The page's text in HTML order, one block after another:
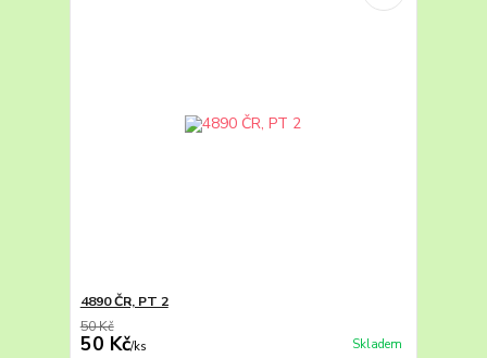
4890 ČR, PT 2
50 Kč
50 Kč/ks Skladem